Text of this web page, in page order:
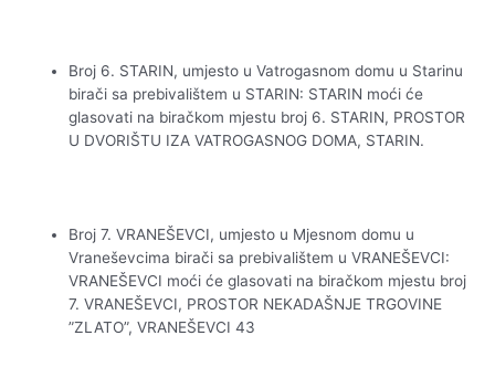
Broj 6. STARIN, umjesto u Vatrogasnom domu u Starinu
birači sa prebivalištem u STARIN: STARIN moći će
glasovati na biračkom mjestu broj 6. STARIN, PROSTOR
U DVORIŠTU IZA VATROGASNOG DOMA, STARIN.
Broj 7. VRANEŠEVCI, umjesto u Mjesnom domu u
Vraneševcima birači sa prebivalištem u VRANEŠEVCI:
VRANEŠEVCI moći će glasovati na biračkom mjestu broj
7. VRANEŠEVCI, PROSTOR NEKADAŠNJE TRGOVINE
”ZLATO”, VRANEŠEVCI 43